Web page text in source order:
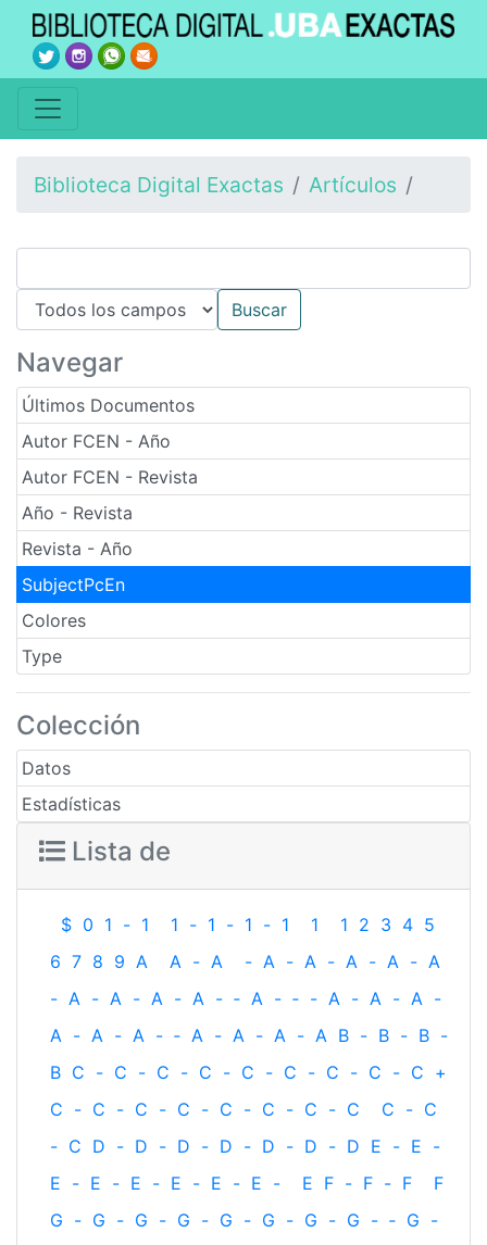
Biblioteca Digital Exactas Artículos
Navegar
Últimos Documentos
Autor FCEN - Año
Autor FCEN - Revista
Año - Revista
Revista - Año
SubjectPcEn
Colores
Type
Colección
Datos
Estadísticas
Lista de
$ 0 1 - 1 1 - 1 - 1 - 1 1 1 2 3 4 5
6 7 8 9 A A - A - A - A - A - A - A
- A - A - A - A - ‐ A - ‐ - A - A - A -
A - A - A - ‐ A - A - A - A B - B - B -
B C - C - C - C - C - C - C - C - C +
C - C - C - C - C - C - C - C C - C
- C D - D - D - D - D - D - D E - E -
E - E - E - E - E - E - E F - F - F
F
G - G - G - G - G - G - G - G - ‐ G -